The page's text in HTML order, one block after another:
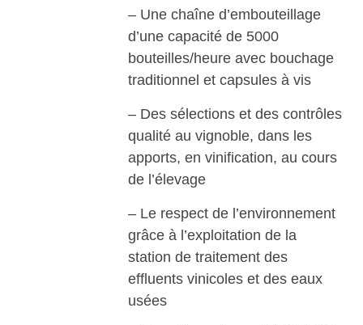
– Une chaîne d’embouteillage
d’une capacité de 5000
bouteilles/heure avec bouchage
traditionnel et capsules à vis
– Des sélections et des contrôles
qualité au vignoble, dans les
apports, en vinification, au cours
de l’élevage
– Le respect de l’environnement
grâce à l’exploitation de la
station de traitement des
effluents vinicoles et des eaux
usées